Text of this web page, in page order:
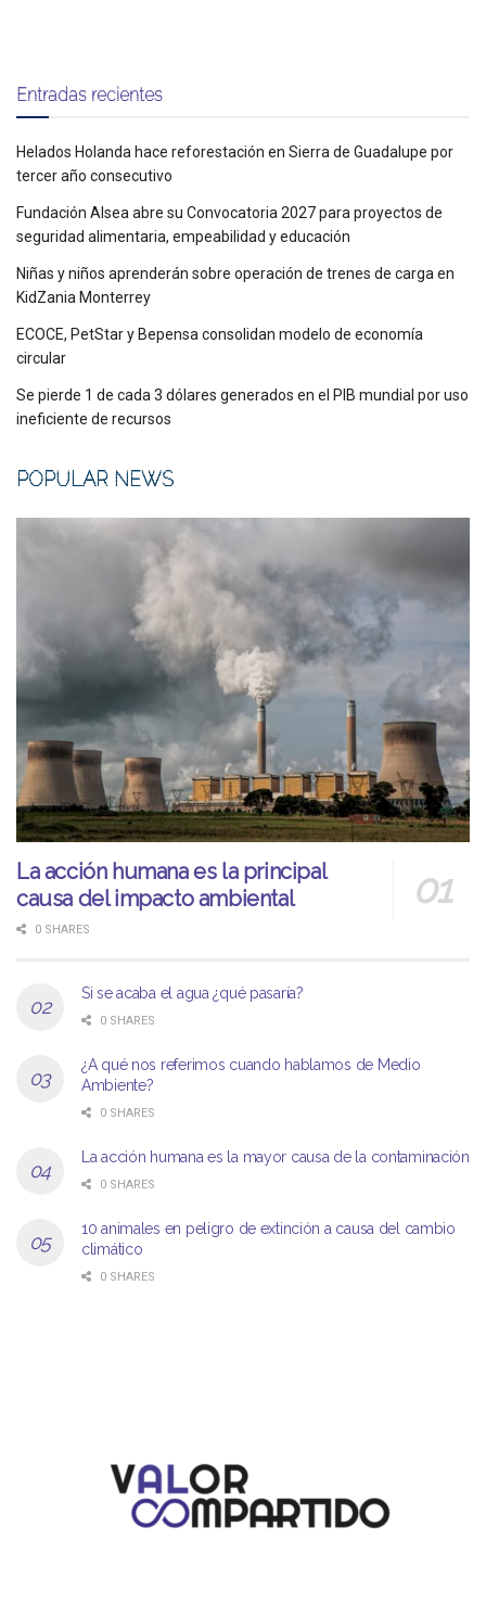
Entradas recientes
Helados Holanda hace reforestación en Sierra de Guadalupe por
tercer año consecutivo
Fundación Alsea abre su Convocatoria 2027 para proyectos de
seguridad alimentaria, empeabilidad y educación
Niñas y niños aprenderán sobre operación de trenes de carga en
KidZania Monterrey
ECOCE, PetStar y Bepensa consolidan modelo de economía
circular
Se pierde 1 de cada 3 dólares generados en el PIB mundial por uso
ineficiente de recursos
POPULAR NEWS
La acción humana es la principal
causa del impacto ambiental
0 SHARES
Si se acaba el agua ¿qué pasaría?
0 SHARES
¿A qué nos referimos cuando hablamos de Medio
Ambiente?
0 SHARES
La acción humana es la mayor causa de la contaminación
0 SHARES
10 animales en peligro de extinción a causa del cambio
climático
0 SHARES